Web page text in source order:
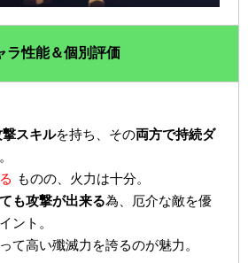
ラ性能＆個別評価
スキルを持ち、その両方で持続ダ
ものの、火力は十分。
も攻撃が出来る為、厄介な敵を優
ント。
て高い殲滅力を誇るのが魅力。